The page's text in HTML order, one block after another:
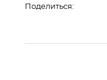
Поделиться: